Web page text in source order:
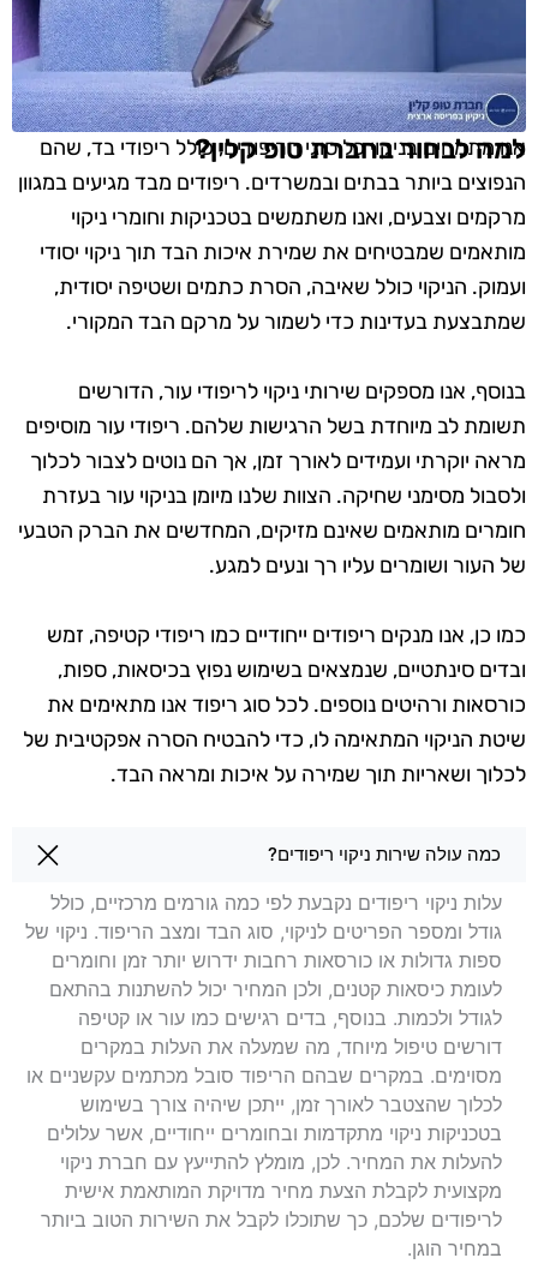
למה לבחור בחברת טופ קלין?
אנו מתמחים בניקוי כל סוגי הריפודים, כולל ריפודי בד, שהם
הנפוצים ביותר בבתים ובמשרדים. ריפודים מבד מגיעים במגוון
מרקמים וצבעים, ואנו משתמשים בטכניקות וחומרי ניקוי
מותאמים שמבטיחים את שמירת איכות הבד תוך ניקוי יסודי
ועמוק. הניקוי כולל שאיבה, הסרת כתמים ושטיפה יסודית,
שמתבצעת בעדינות כדי לשמור על מרקם הבד המקורי.
בנוסף, אנו מספקים שירותי ניקוי לריפודי עור, הדורשים
תשומת לב מיוחדת בשל הרגישות שלהם. ריפודי עור מוסיפים
מראה יוקרתי ועמידים לאורך זמן, אך הם נוטים לצבור לכלוך
ולסבול מסימני שחיקה. הצוות שלנו מיומן בניקוי עור בעזרת
חומרים מותאמים שאינם מזיקים, המחדשים את הברק הטבעי
של העור ושומרים עליו רך ונעים למגע.
כמו כן, אנו מנקים ריפודים ייחודיים כמו ריפודי קטיפה, זמש
ובדים סינתטיים, שנמצאים בשימוש נפוץ בכיסאות, ספות,
כורסאות ורהיטים נוספים. לכל סוג ריפוד אנו מתאימים את
שיטת הניקוי המתאימה לו, כדי להבטיח הסרה אפקטיבית של
לכלוך ושאריות תוך שמירה על איכות ומראה הבד.
שאלות בנושא ניקוי ריפודים במרכז
כמה עולה שירות ניקוי ריפודים?
עלות ניקוי ריפודים נקבעת לפי כמה גורמים מרכזיים, כולל
גודל ומספר הפריטים לניקוי, סוג הבד ומצב הריפוד. ניקוי של
ספות גדולות או כורסאות רחבות ידרוש יותר זמן וחומרים
לעומת כיסאות קטנים, ולכן המחיר יכול להשתנות בהתאם
לגודל ולכמות. בנוסף, בדים רגישים כמו עור או קטיפה
דורשים טיפול מיוחד, מה שמעלה את העלות במקרים
מסוימים. במקרים שבהם הריפוד סובל מכתמים עקשניים או
לכלוך שהצטבר לאורך זמן, ייתכן שיהיה צורך בשימוש
בטכניקות ניקוי מתקדמות ובחומרים ייחודיים, אשר עלולים
להעלות את המחיר. לכן, מומלץ להתייעץ עם חברת ניקוי
מקצועית לקבלת הצעת מחיר מדויקת המותאמת אישית
לריפודים שלכם, כך שתוכלו לקבל את השירות הטוב ביותר
במחיר הוגן.